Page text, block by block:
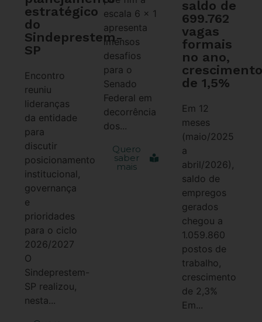
estratégico
do
Sindeprestem-
SP
Encontro
reuniu
lideranças
da entidade
para
discutir
posicionamento
institucional,
governança
e
prioridades
para o ciclo
2026/2027
O
Sindeprestem-
SP realizou,
nesta...
escala 6 x 1
apresenta
imensos
desafios
para o
Senado
Federal em
decorrência
dos...
Quero
saber
mais
saldo de
699.762
vagas
formais
no ano,
de 1,5%
Em 12
meses
(maio/2025
a
abril/2026),
saldo de
empregos
gerados
chegou a
1.059.860
postos de
trabalho,
crescimento
de 2,3%
Em...